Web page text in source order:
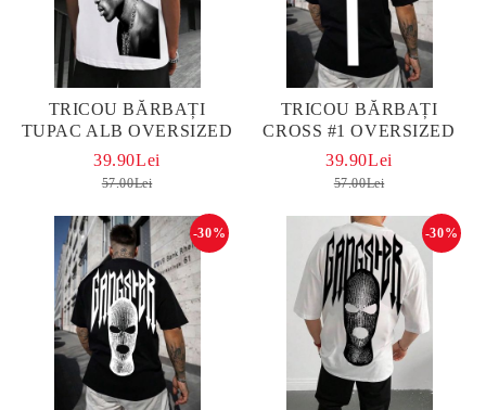
TRICOU BĂRBAȚI
TUPAC ALB OVERSIZED
39.90Lei
57.00Lei
TRICOU BĂRBAȚI
CROSS #1 OVERSIZED
39.90Lei
57.00Lei
-30% -30%